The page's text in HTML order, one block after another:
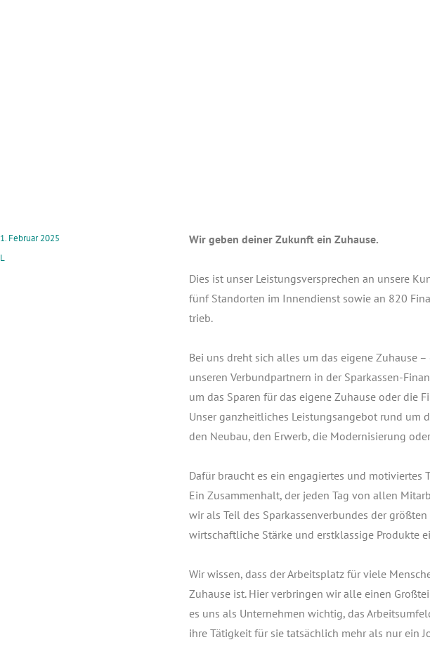
Wir geben dei­ner Zukunft ein Zuhau­se.
Dies ist unser Leis­tungs­ver­spre­chen an unse­re
fünf Stand­or­ten im Innen­dienst sowie an 820
trieb.
Bei uns dreht sich alles um das eige­ne Zuhau­se
unse­ren Ver­bund­part­nern in der Spar­kas­sen-
um das Spa­ren für das eige­ne Zuhau­se oder die
Unser ganz­heit­li­ches Leis­tungs­an­ge­bot rund um
den Neu­bau, den Erwerb, die Moder­ni­sie­rung
Dafür braucht es ein enga­gier­tes und moti­vier­tes
Ein Zusam­men­halt, der jeden Tag von allen
wir als Teil des Spar­kas­sen­ver­bun­des der
wirt­schaft­li­che Stär­ke und erst­klas­si­ge Pro­duk­te
Wir wis­sen, dass der Arbeits­platz für vie­le
Zuhau­se ist. Hier ver­brin­gen wir alle einen
es uns als Unter­neh­men wich­tig, das
ihre Tätig­keit für sie tat­säch­lich mehr als nur ein
1. Februar 2025
L